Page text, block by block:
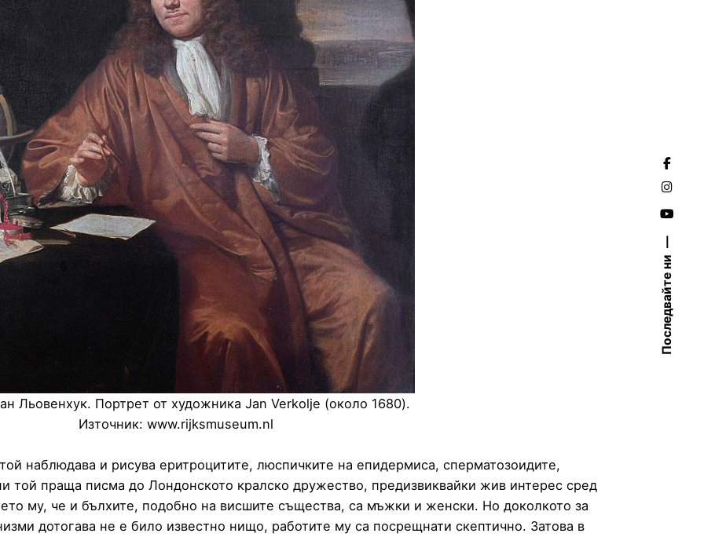
Последвайте ни
Льовенхук. Портрет от художника Jan Verkolje (около 1680).
Източник: www.rijksmuseum.nl
наблюдава и рисува еритроцитите, люспичките на епидермиса, сперматозоидите,
той праща писма до Лондонското кралско дружество, предизвиквайки жив интерес сред
му, че и бълхите, подобно на висшите същества, са мъжки и женски. Но доколкото за
дотогава не е било известно нищо, работите му са посрещнати скептично. Затова в